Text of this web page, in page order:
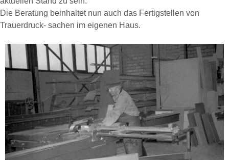
Die Be­ra­tung beinhaltet nun auch das Fertigstellen von
Trauerdruck- sachen im eigenen Haus.